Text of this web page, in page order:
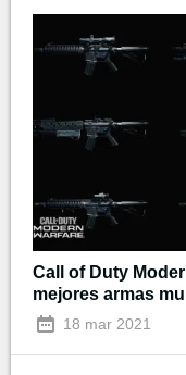
Call of Duty
mejores armas
18 mar 2021